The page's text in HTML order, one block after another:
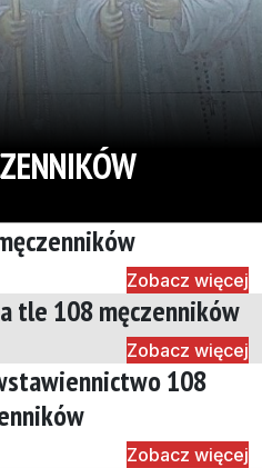
Zobacz więcej
tle 108 męczenników
Zobacz więcej
108
Zobacz więcej